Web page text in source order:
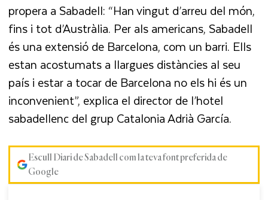
propera a Sabadell: “Han vingut d’arreu del món,
fins i tot d’Austràlia. Per als americans, Sabadell
és una extensió de Barcelona, com un barri. Ells
estan acostumats a llargues distàncies al seu
país i estar a tocar de Barcelona no els hi és un
inconvenient”, explica el director de l’hotel
sabadellenc del grup Catalonia Adrià García.
Escull Diari de Sabadell com la teva font preferida de
Google